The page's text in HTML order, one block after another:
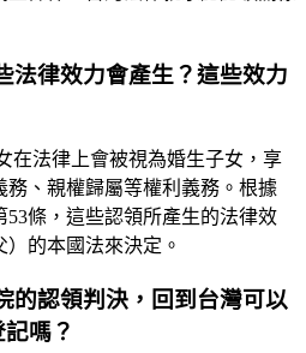
法律效力會產生？這些效力
在法律上會被視為婚生子女，享
務、親權歸屬等權利義務。根據
53條，這些認領所產生的法律效
的本國法來決定。
的認領判決，回到台灣可以
嗎？